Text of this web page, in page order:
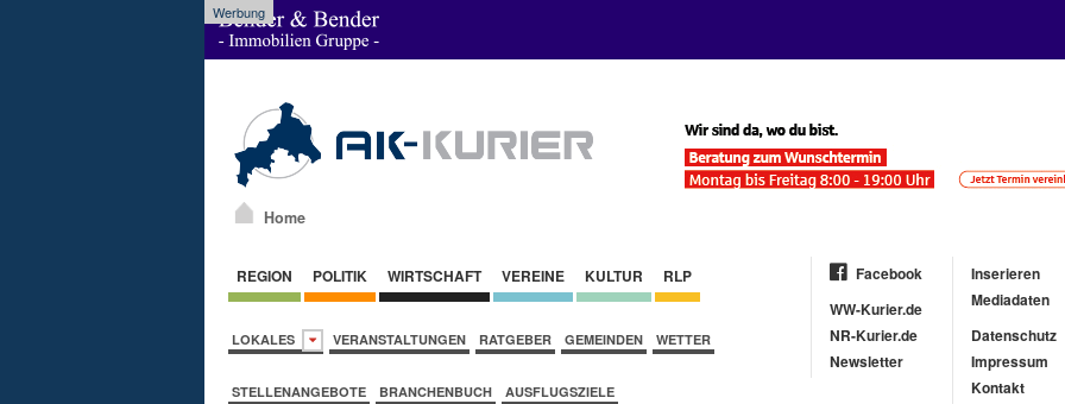
Werbung
Home
REGION POLITIK WIRTSCHAFT VEREINE KULTUR RLP
LOKALES VERANSTALTUNGEN RATGEBER GEMEINDEN WETTER
STELLENANGEBOTE BRANCHENBUCH AUSFLUGSZIELE
Facebook
WW-Kurier.de
NR-Kurier.de
Newsletter
Inserieren
Mediadaten
Datenschutz
Impressum
Kontakt